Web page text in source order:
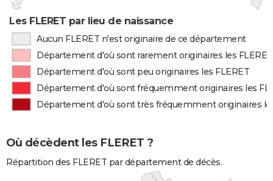
Les FLERET par lieu de naissance
Aucun FLERET n'est originaire de ce département
Département d'où sont rarement originaires les FLERET
Département d'où sont peu originaires les FLERET
Département d'où sont fréquemment originaires les
Département d'où sont très fréquemment originaires
Où décèdent les FLERET ?
Répartition des FLERET par département de décès.